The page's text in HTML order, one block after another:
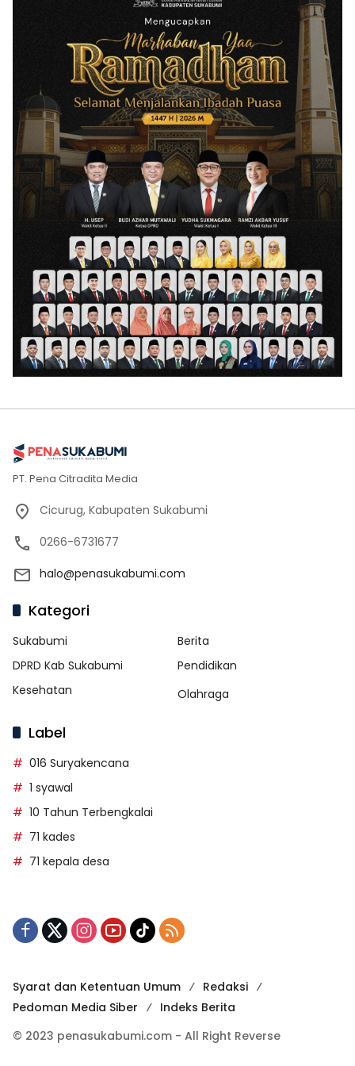
PT. Pena Citradita Media
Cicurug, Kabupaten Sukabumi
0266-6731677
halo@penasukabumi.com
Kategori
Sukabumi
Berita
DPRD Kab Sukabumi
Pendidikan
Kesehatan
Olahraga
Label
016 Suryakencana
1 syawal
10 Tahun Terbengkalai
71 kades
71 kepala desa
Syarat dan Ketentuan Umum
Redaksi
Pedoman Media Siber
Indeks Berita
© 2023 penasukabumi.com - All Right Reverse